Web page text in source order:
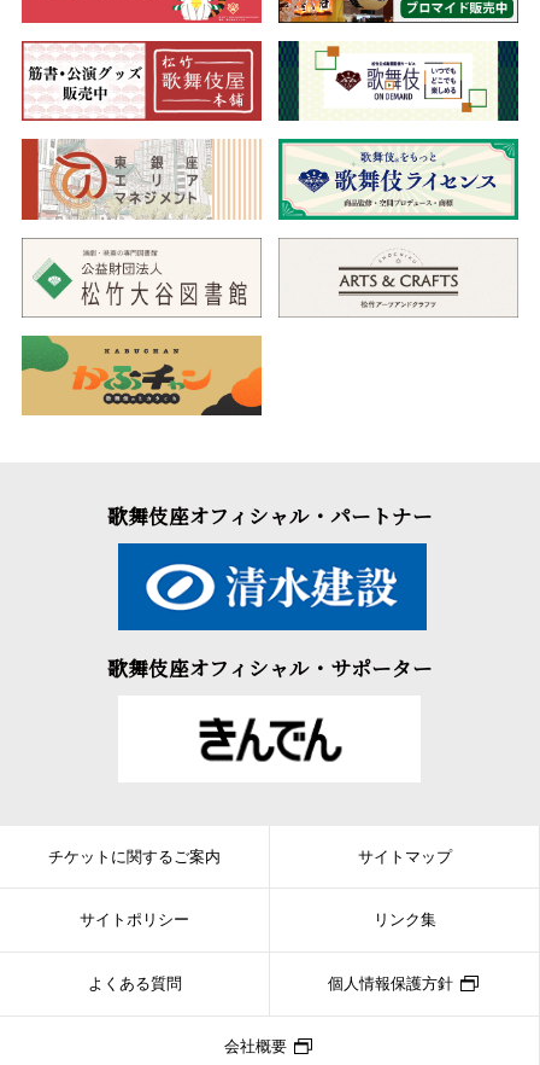
歌舞伎座オフィシャル・パートナー
歌舞伎座オフィシャル・サポーター
チケットに関するご案内 サイトマップ
サイトポリシー リンク集
よくある質問 個人情報保護方針
会社概要